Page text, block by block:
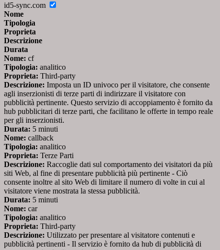
id5-sync.com
Nome
Tipologia
Proprieta
Descrizione
Durata
Nome: cf
Tipologia: analitico
Proprieta: Third-party
Descrizione: Imposta un ID univoco per il visitatore, che consente
agli inserzionisti di terze parti di indirizzare il visitatore con
pubblicità pertinente. Questo servizio di accoppiamento è fornito da
hub pubblicitari di terze parti, che facilitano le offerte in tempo reale
per gli inserzionisti.
Durata: 5 minuti
Nome: callback
Tipologia: analitico
Proprieta: Terze Parti
Descrizione: Raccoglie dati sul comportamento dei visitatori da più
siti Web, al fine di presentare pubblicità più pertinente - Ciò
consente inoltre al sito Web di limitare il numero di volte in cui al
visitatore viene mostrata la stessa pubblicità.
Durata: 5 minuti
Nome: car
Tipologia: analitico
Proprieta: Third-party
Descrizione: Utilizzato per presentare al visitatore contenuti e
pubblicità pertinenti - Il servizio è fornito da hub di pubblicità di